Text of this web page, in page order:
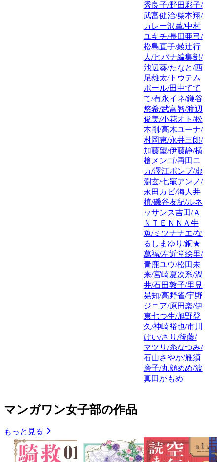
秀良子/野田彩子/
武富健治/柴本翔/
カレー沢薫/中村
ユキチ/長田亜弓/
松島直子/綾辻行
人/ヒバナ編集部/
池辺葵/たなと/西
尾雄太/トウテム
ポール/田中てて
て/有永イネ/鎌谷
悠希/武富智/渡辺
俊美/小花オト/松
本剛/高木ユーナ/
村岡恵/永井三郎/
加藤望/伊藤静/横
槍メンゴ/再田ニ
カ/澤江ポンプ/虚
淵玄/七竈アンノ/
永田カビ/海人井
槙/磯谷友紀/ルネ
ッサンス吉田/Ａ
ＮＴＥＮＮＡ牛
魚/ミツナナエ/な
るしまゆり/銅★
萬福/左近堂絵里/
青鹿ユウ/松田未
来/宮崎夏次系/渦
井/石田敦子/里見
晃知/高野雀/宇野
ジニア/原田楽/伊
東七つ生/旭野登
久/神崎裕也/市川
けい/さり/後藤/
マツリ/糸なつみ/
石山さやか/雁須
磨子/丸顔めめ/波
真田かもめ
マンガワン女子部の作品
もっと見る